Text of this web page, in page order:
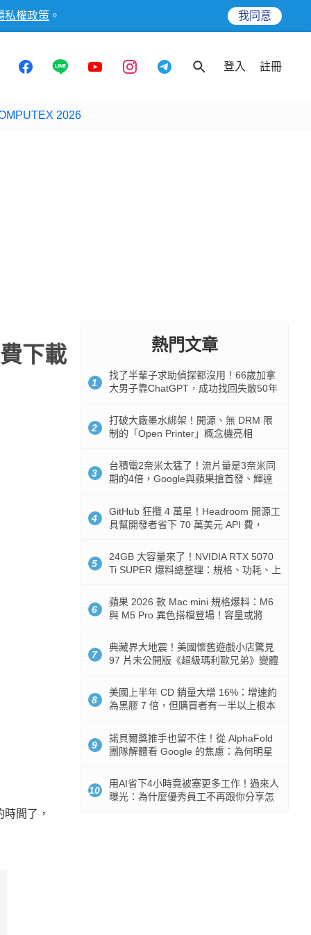
私權政策 。 我同意
登入 註冊
2026
下載
間了，
熱門文章
1
找了半輩子求助偵探都沒用！66歲加拿
大男子靠ChatGPT，成功找回失散50年
2
打破大廠墨水綁架！開源、無 DRM 限
制的「Open Printer」概念機亮相
3
台積電2奈米太猛了！流片量是3奈米同
期的4倍，Google與蘋果搶首發、輝達
4
GitHub 狂攬 4 萬星！Headroom 開源工
具幫開發者省下 70 萬美元 API 費，
5
24GB 大容量來了！NVIDIA RTX 5070
Ti SUPER 爆料總整理：規格、功耗、上
6
蘋果 2026 款 Mac mini 規格爆料：M6
與 M5 Pro 異色搭檔登場！容量或將
7
典藏界大地震！美國懷舊遊戲小店驚見
97 片未公開版《超級瑪利歐兄弟》變體
8
美國上半年 CD 銷量大增 16%：增速約
為黑膠 7 倍，但購買者有一半以上根本
9
諾貝爾獎推手也留不住！從 AlphaFold
團隊解體看 Google 的焦慮：為何明星
10
用AI省下4小時竟被塞更多工作！過來人
曝光：為什麼優秀員工不再跟你分享怎